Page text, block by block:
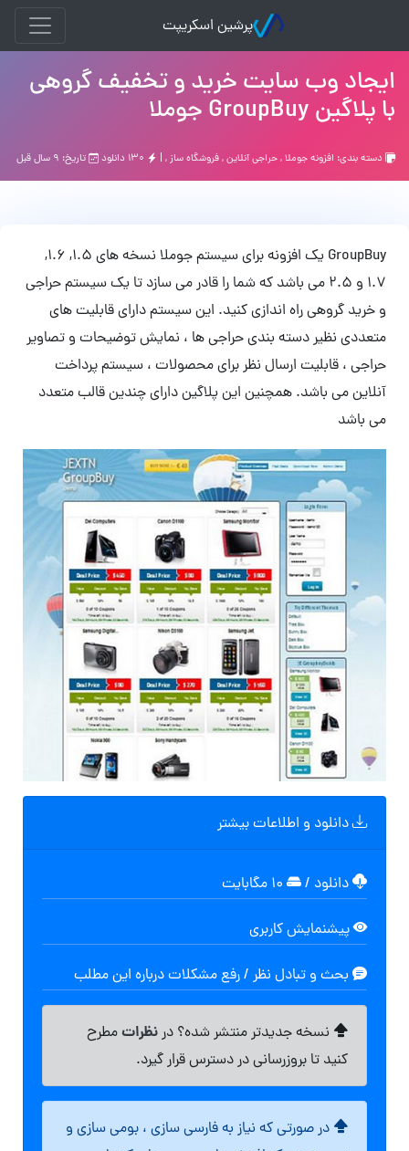
پرشین اسکریپت
ایجاد وب سایت خرید و تخفیف گروهی
با پلاگین GroupBuy جوملا
دسته بندی: افزونه جوملا,حراجی آنلاین,فروشگاه ساز, | تاریخ: ۹ سال قبل
GroupBuy یک افزونه برای سیستم جوملا نسخه های 1.5, 1.6,
1.7 و 2.5 می باشد که شما را قادر می سازد تا یک سیستم حراجی
و خرید گروهی راه اندازی کنید. این سیستم دارای قابلیت های
متعددی نظیر دسته بندی حراجی ها ، نمایش توضیحات و تصاویر
حراجی ، قابلیت ارسال نظر برای محصولات ، سیستم پرداخت
آنلاین می باشد. همچنین این پلاگین دارای چندین قالب متعدد
می باشد
دانلود و اطلاعات بیشتر
دانلود /
پیشنمایش کاربری
بحث و تبادل نظر / رفع مشکلات درباره این مطلب
نسخه جدیدتر منتشر شده؟ درنظراتمطرح
کنید تا بروزرسانی در دسترس قرار گیرد.
در صورتی که نیاز به فارسی سازی ، بومی سازی و